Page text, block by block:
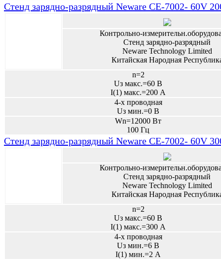
Стенд зарядно-разрядный Neware CE-7002- 60V
Контрольно-
Стенд зарядно-разрядный
Neware Technology Limited
Китайская Народная
n=2
Uз макс.=60 В
I(1) макс.=200 А
4-х проводная
Uз мин.=0 В
Wn=12000 Вт
100 Гц
Стенд зарядно-разрядный Neware CE-7002- 60V
Контрольно-
Стенд зарядно-разрядный
Neware Technology Limited
Китайская Народная
n=2
Uз макс.=60 В
I(1) макс.=300 А
4-х проводная
Uз мин.=6 В
I(1) мин.=2 А